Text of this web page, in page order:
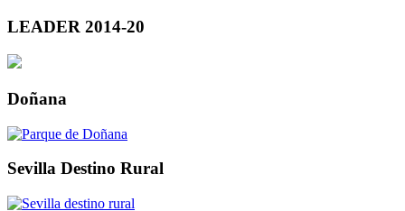
LEADER 2014-20
Doñana
Sevilla Destino Rural